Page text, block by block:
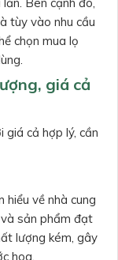
tùy vào nhu cầu
chọn mua lọ
giá cả
cả hợp lý, cần
hiểu về nhà cung
sản phẩm đạt
lượng kém, gây
hoa.